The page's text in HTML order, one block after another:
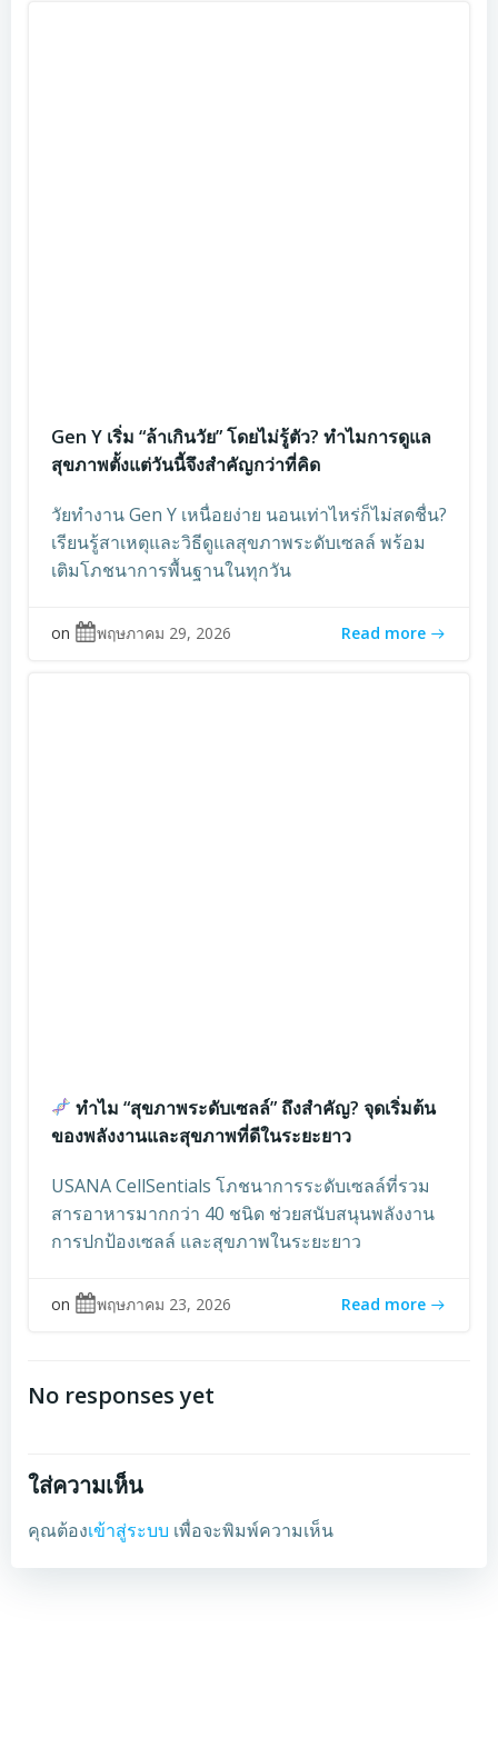
Gen Y เริ่ม “ล้าเกินวัย” โดยไม่รู้ตัว? ทำไมการดูแล
สุขภาพตั้งแต่วันนี้จึงสำคัญกว่าที่คิด
วัยทำงาน Gen Y เหนื่อยง่าย นอนเท่าไหร่ก็ไม่สดชื่น?
เรียนรู้สาเหตุและวิธีดูแลสุขภาพระดับเซลล์ พร้อม
เติมโภชนาการพื้นฐานในทุกวัน
on พฤษภาคม 29, 2026 Read more
ทำไม “สุขภาพระดับเซลล์” ถึงสำคัญ? จุดเริ่มต้น
ของพลังงานและสุขภาพที่ดีในระยะยาว
USANA CellSentials โภชนาการระดับเซลล์ที่รวม
สารอาหารมากกว่า 40 ชนิด ช่วยสนับสนุนพลังงาน
การปกป้องเซลล์ และสุขภาพในระยะยาว
on พฤษภาคม 23, 2026 Read more
No responses yet
ใส่ความเห็น
คุณต้องเข้าสู่ระบบ เพื่อจะพิมพ์ความเห็น